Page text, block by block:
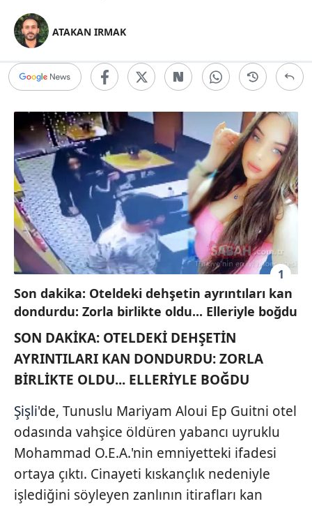
ATAKAN IRMAK
1
Son dakika: Oteldeki dehşetin ayrıntıları kan
dondurdu: Zorla birlikte oldu... Elleriyle boğdu
SON DAKİKA: OTELDEKİ DEHŞETİN
AYRINTILARI KAN DONDURDU: ZORLA
BİRLİKTE OLDU... ELLERİYLE BOĞDU
Şişli'de, Tunuslu Mariyam Aloui Ep Guitni otel
odasında vahşice öldüren yabancı uyruklu
Mohammad O.E.A.'nin emniyetteki ifadesi
ortaya çıktı. Cinayeti kıskançlık nedeniyle
işlediğini söyleyen zanlının itirafları kan